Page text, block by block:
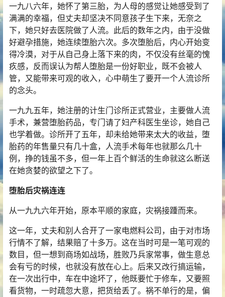
一九八六年，她怀了第三胎，为人母的感觉让她感受到了
满满的幸福，但丈夫却坚决不同意孩子生下来，无奈之
下，她只好去医院做了人流。此后的数年之内，由于没做
好避孕措施，她连续堕胎六次。多次堕胎后，内心开始变
得冷漠，对于从自己身上落下来的肉，不仅没有丝毫的愧
疚感，反而误认为帮人堕胎是一份好职业，既不会被人
管，又能带来可观的收入，心中萌生了要开一个人流诊所
的念头。
一九九五年，她注册的计生门诊所正式营业，主要做人流
手术，兼营堕胎药品，专门请了妇产科医生坐诊，她自己
也学着做。诊所开了五年，却未给她带来太大的收益，堕
胎药的年售量只有几十盒，人流手术每年也就那么几十
例，挣的钱虽不多，但一年上百个鲜活的生命就这么断送
在她贪婪的欲望之下了。
堕胎后灾祸连连
从一九九六年开始，原本平顺的家庭，灾祸接踵而来。
这一年，丈夫和别人合开了一家电燃料公司，由于对市场
行情不了解，结果赔了十多万。这在当时可是一笔可观的
数目，但一想到商场如战场，胜败乃兵家常事，做生意总
会有亏的时候，也就没有放在心上。后来又改行搞运输，
在一次出行中，车在中途坏了，他既要忙于修车，又要照
看货物，一时疏忽大意，把货给丢了。祸不单行的是，偏